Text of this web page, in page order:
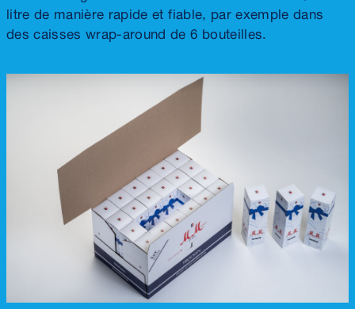
litre de manière rapide et fiable, par exemple dans
des caisses wrap-around de 6 bouteilles.